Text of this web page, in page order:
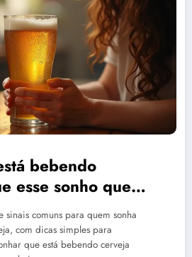
bebendo
esse sonho quer
sinais comuns para quem sonha
com dicas simples para
que está bebendo cerveja